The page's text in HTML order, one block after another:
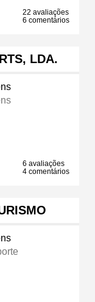
22 avaliações
6 comentários
LDA.
6 avaliações
4 comentários